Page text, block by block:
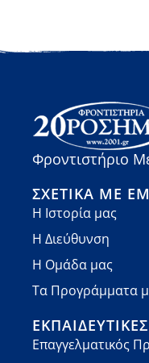
Φροντιστήριο
ΣΧΕΤΙΚΆ ΜΕ
Η Ιστορία μας
Η Διεύθυνση
Η Ομάδα μας
Τα Προγράμματα
Επαγγελματικός